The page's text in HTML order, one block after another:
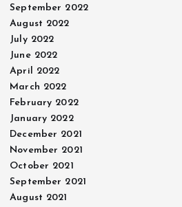
September 2022
August 2022
July 2022
June 2022
April 2022
March 2022
February 2022
January 2022
December 2021
November 2021
October 2021
September 2021
August 2021